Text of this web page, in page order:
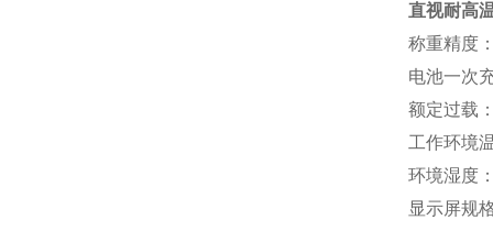
直视耐高
称重精度
电池一次
额定过载
工作环境
环境湿度
显示屏规